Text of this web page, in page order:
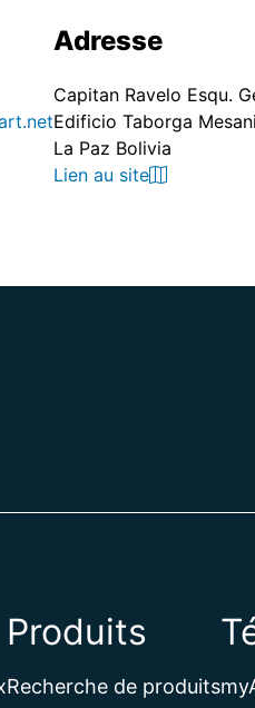
Adresse
Capitan Ravelo Esqu.
Edificio Taborga
La Paz Bolivia
Lien au site
Produits
Recherche de produits